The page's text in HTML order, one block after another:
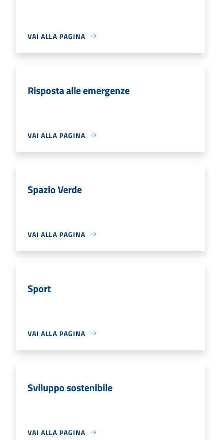
VAI ALLA PAGINA
Risposta alle emergenze
VAI ALLA PAGINA
Spazio Verde
VAI ALLA PAGINA
Sport
VAI ALLA PAGINA
Sviluppo sostenibile
VAI ALLA PAGINA